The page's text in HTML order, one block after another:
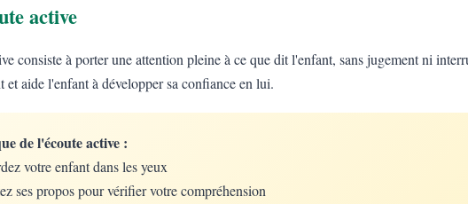
active
consiste à porter une attention pleine à ce que dit l'enfant, sans jugement ni
et aide l'enfant à développer sa confiance en lui.
de l'écoute active :
votre enfant dans les yeux
ses propos pour vérifier votre compréhension